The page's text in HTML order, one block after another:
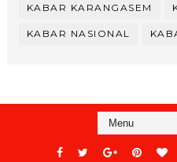
KABAR KARANGASEM
KABAR NASIONAL